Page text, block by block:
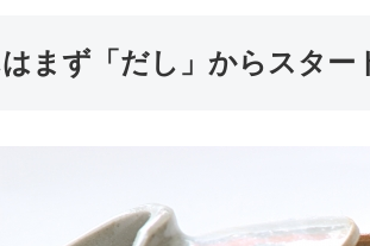
まず「だし」からスター